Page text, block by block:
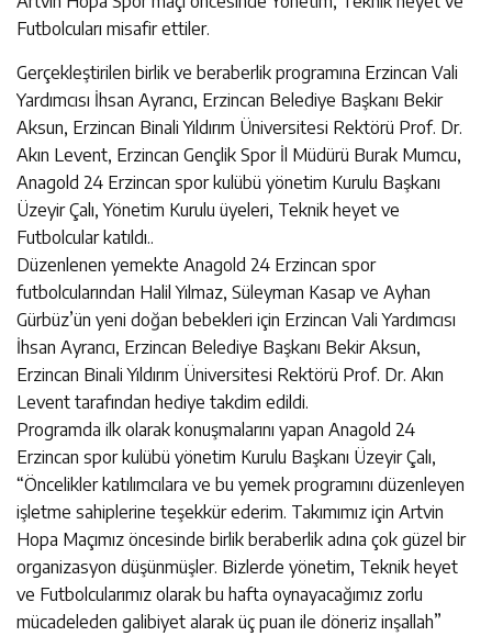
Futbolcuları misafir ettiler.
Gerçekleştirilen birlik ve beraberlik programına Erzincan Vali
Yardımcısı İhsan Ayrancı, Erzincan Belediye Başkanı Bekir
Aksun, Erzincan Binali Yıldırım Üniversitesi Rektörü Prof. Dr.
Akın Levent, Erzincan Gençlik Spor İl Müdürü Burak Mumcu,
Anagold 24 Erzincan spor kulübü yönetim Kurulu Başkanı
Üzeyir Çalı, Yönetim Kurulu üyeleri, Teknik heyet ve
Futbolcular katıldı..
Düzenlenen yemekte Anagold 24 Erzincan spor
futbolcularından Halil Yılmaz, Süleyman Kasap ve Ayhan
Gürbüz’ün yeni doğan bebekleri için Erzincan Vali Yardımcısı
İhsan Ayrancı, Erzincan Belediye Başkanı Bekir Aksun,
Erzincan Binali Yıldırım Üniversitesi Rektörü Prof. Dr. Akın
Levent tarafından hediye takdim edildi.
Programda ilk olarak konuşmalarını yapan Anagold 24
Erzincan spor kulübü yönetim Kurulu Başkanı Üzeyir Çalı,
“Öncelikler katılımcılara ve bu yemek programını düzenleyen
işletme sahiplerine teşekkür ederim. Takımımız için Artvin
Hopa Maçımız öncesinde birlik beraberlik adına çok güzel bir
organizasyon düşünmüşler. Bizlerde yönetim, Teknik heyet
ve Futbolcularımız olarak bu hafta oynayacağımız zorlu
mücadeleden galibiyet alarak üç puan ile döneriz inşallah”